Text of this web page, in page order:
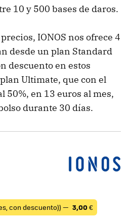
10 y 500 bases de daros.
IONOS nos ofrece 4
desde un plan Standard
descuento en estos
Ultimate, que con el
50%, en 13 euros al mes,
durante 30 días.
con descuento)) — 3,00€